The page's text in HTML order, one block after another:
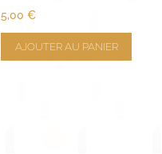
5,00€
AJOUTER AU PANIER